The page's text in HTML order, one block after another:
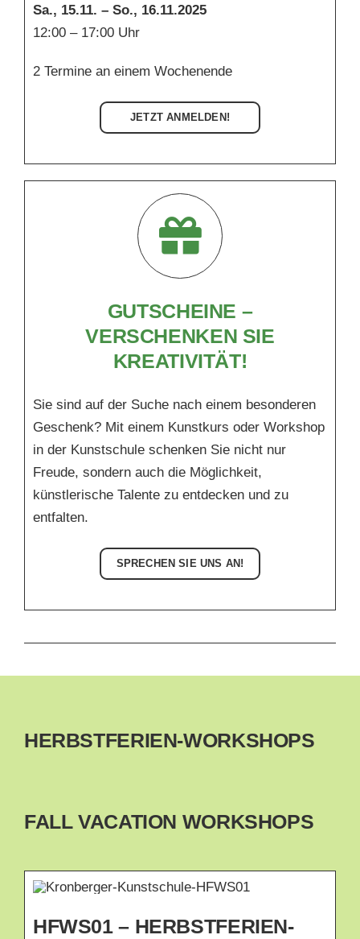
Sa., 15.11. – So., 16.11.2025
12:00 – 17:00 Uhr
2 Termine an einem Wochenende
JETZT ANMELDEN!
GUTSCHEINE –
VERSCHENKEN SIE
KREATIVITÄT!
Sie sind auf der Suche nach einem besonderen
Geschenk? Mit einem Kunstkurs oder Workshop
in der Kunstschule schenken Sie nicht nur
Freude, sondern auch die Möglichkeit,
künstlerische Talente zu entdecken und zu
entfalten.
SPRECHEN SIE UNS AN!
HERBSTFERIEN-WORKSHOPS
FALL VACATION WORKSHOPS
HFWS01 – HERBSTFERIEN-